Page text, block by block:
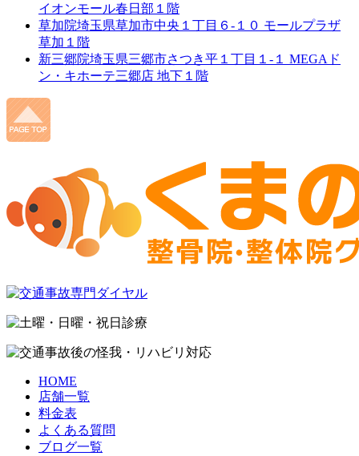
イオンモール春日部１階
草加院埼玉県草加市中央１丁目６-１０ モールプラザ
草加１階
新三郷院埼玉県三郷市さつき平１丁目１-１ MEGAド
ン・キホーテ三郷店 地下１階
HOME
店舗一覧
料金表
よくある質問
ブログ一覧